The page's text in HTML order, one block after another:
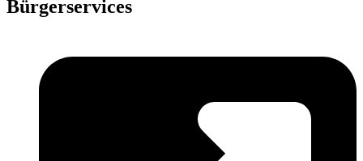
Bürgerservices